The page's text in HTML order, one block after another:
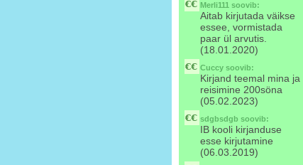
Merli111 soovib:
Aitab kirjutada väikse
essee, vormistada
paar ül arvutis.
(18.01.2020)
Cuccy soovib:
Kirjand teemal mina ja
reisimine 200söna
(05.02.2023)
sdgbsdgb soovib:
IB kooli kirjanduse
esse kirjutamine
(06.03.2019)